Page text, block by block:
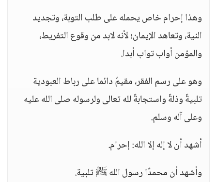
‏وهذا إحرام خاص يحمله على طلب التوبة، وتجديد
النية، وتعاهد الإيمان؛ لأنه لابد من وقوع التفريط،
والمؤمن أواب تواب أبدا.
‏وهو على رسم الفقر، مقيمٌ دائما على رباط العبودية
تلبيةً وذلةً واستجابةً لله تعالى ولرسوله صلى الله عليه
وعلى آله وسلم.
‏أشهد أن لا إله إلا الله: إحرام.
‏وأشهد أن محمدًا رسول الله ﷺ تلبية.